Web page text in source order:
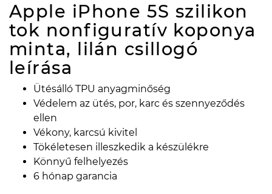
Apple iPhone 5S szilikon
tok nonfiguratív koponya
minta, lilán csillogó
leírása
Ütésálló TPU anyagminőség
Védelem az ütés, por, karc és szennyeződés
ellen
Vékony, karcsú kivitel
Tökéletesen illeszkedik a készülékre
Könnyű felhelyezés
6 hónap garancia